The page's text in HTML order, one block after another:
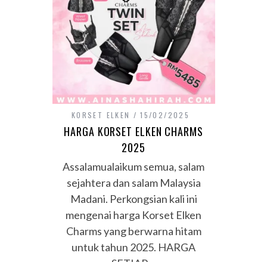
KORSET ELKEN 15/02/2025
HARGA KORSET ELKEN CHARMS
2025
Assalamualaikum semua, salam
sejahtera dan salam Malaysia
Madani. Perkongsian kali ini
mengenai harga Korset Elken
Charms yang berwarna hitam
untuk tahun 2025. HARGA